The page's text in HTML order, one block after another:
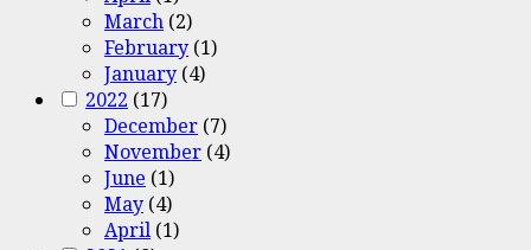
March (2)
February (1)
January (4)
2022 (17)
December (7)
November (4)
June (1)
May (4)
April (1)